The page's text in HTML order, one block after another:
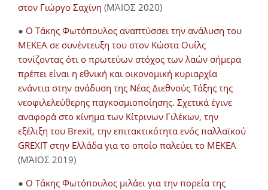
στον Γιώργο Σαχίνη (ΜΆΙΟΣ 2020)
● O Τάκης Φωτόπουλος αναπτύσσει την ανάλυση του
ΜΕΚΕΑ σε συνέντευξη του στον Κώστα Ουίλς
τονίζοντας ότι ο πρωτεύων στόχος των λαών σήμερα
πρέπει είναι η εθνική και οικονομική κυριαρχία
ενάντια στην ανάδυση της Νέας Διεθνούς Τάξης της
νεοφιλελεύθερης παγκοσμιοποίησης. Σχετικά έγινε
αναφορά στο κίνημα των Κίτρινων Γιλέκων, την
εξέλιξη του Brexit, την επιτακτικότητα ενός παλλαϊκού
GREXIT στην Ελλάδα για το οποίο παλεύει το ΜΕΚΕΑ
(ΜΆΙΟΣ 2019)
● Ο Τάκης Φωτόπουλος μιλάει για την πορεία της